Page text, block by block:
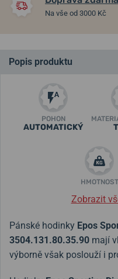
Na vše od 3000 Kč
Popis produktu
POHON
AUTOMATICKÝ
HMOTNOST
Zobrazit
Pánské hodinky Epos
3504.131.80.35.90 mají
výborně však poslouží i